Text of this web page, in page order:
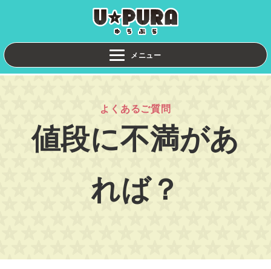
よくあるご質問
値段に不満があ
れば？